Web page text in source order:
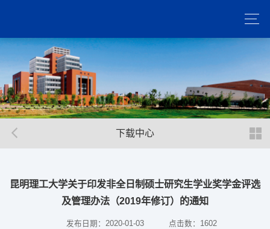
下载中心
昆明理工大学关于印发非全日制硕士研究生学业奖学金评选
及管理办法（2019年修订）的通知
发布日期：2020-01-03 点击数： 1602